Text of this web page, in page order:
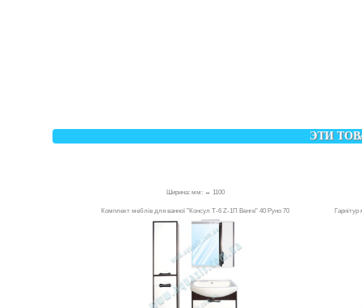
ЭТИ
Ширина: мм: ↔ 1100
Комплект меблів для ванної "Консул Т-6 Z-1П Венге" 40 Руно 70